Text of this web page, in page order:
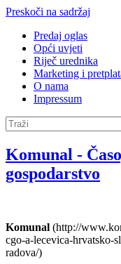
Preskoči na sadržaj
Predaj oglas
Opći uvjeti
Riječ urednika
Marketing i
O nama
Impressum
Komunal -
gospodarstvo
Komunal (http://
cgo-a-lecevica-hrvatsko-
radova/)